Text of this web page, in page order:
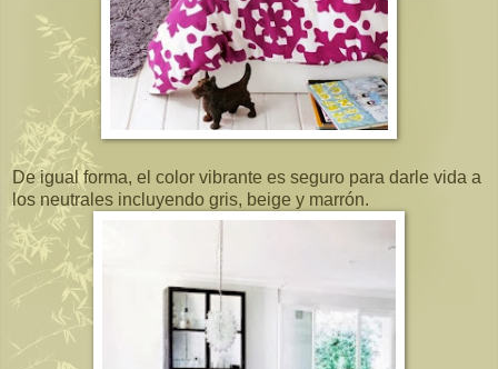
De igual forma, el color vibrante es seguro para darle vida a
los neutrales incluyendo gris, beige y marrón.